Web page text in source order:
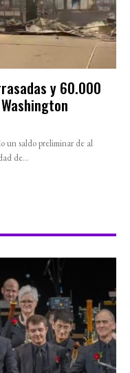
y 60.000
un saldo preliminar de al
de...